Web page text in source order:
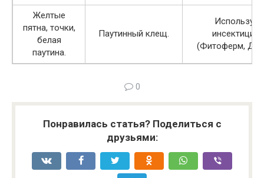
Желтые
пятна, точки,
белая
паутина.
Паутинный клещ.
(Фитоферм,
0
Понравилась статья? Поделиться с
друзьями: